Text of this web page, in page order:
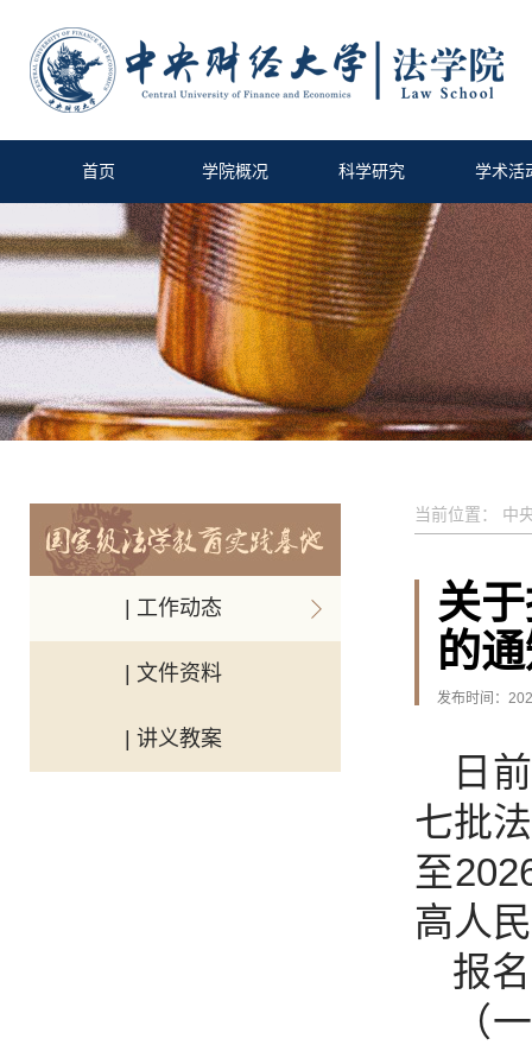
首页 学院概况 科学研究 学术活
| 工作动态
| 文件资料
| 讲义教案
当前位置： 中
关
的
发布时间：
日
七批
至
高人
报
（